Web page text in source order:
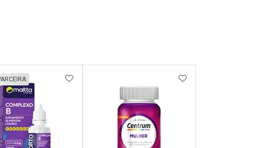
FAVORITOSADICIONAR AOS FAVORITOSADICIONAR AOS